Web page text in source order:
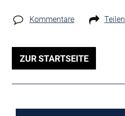
Kommentare Teilen
ZUR STARTSEITE